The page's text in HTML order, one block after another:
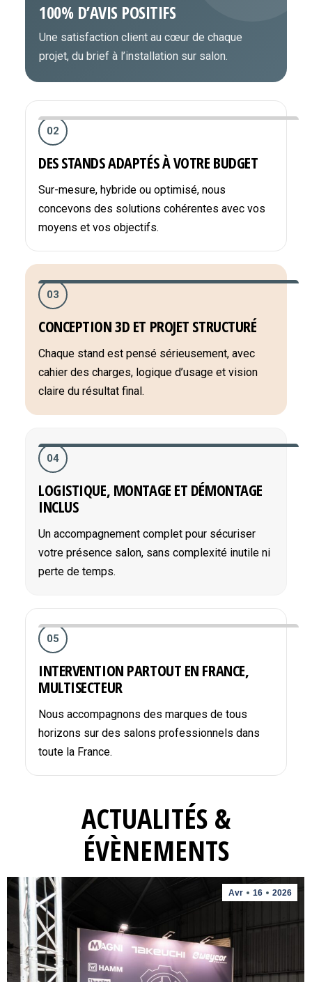
100% D’AVIS POSITIFS
Une satisfaction client au cœur de chaque
projet, du brief à l’installation sur salon.
02
DES STANDS ADAPTÉS À VOTRE BUDGET
Sur-mesure, hybride ou optimisé, nous
concevons des solutions cohérentes avec vos
moyens et vos objectifs.
03
CONCEPTION 3D ET PROJET STRUCTURÉ
Chaque stand est pensé sérieusement, avec
cahier des charges, logique d’usage et vision
claire du résultat final.
04
LOGISTIQUE, MONTAGE ET DÉMONTAGE
INCLUS
Un accompagnement complet pour sécuriser
votre présence salon, sans complexité inutile ni
perte de temps.
05
INTERVENTION PARTOUT EN FRANCE,
MULTISECTEUR
Nous accompagnons des marques de tous
horizons sur des salons professionnels dans
toute la France.
ACTUALITÉS &
ÉVÈNEMENTS
Avr 16 2026